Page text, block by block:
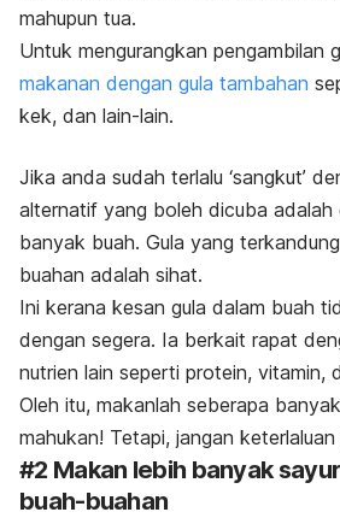
mahupun tua.
Untuk mengurangkan pengambilan
makanan dengan gula tambahan
kek, dan lain-lain.
Jika anda sudah terlalu ‘sangkut’
alternatif yang boleh dicuba adalah
banyak buah. Gula yang
buahan adalah sihat.
Ini kerana kesan gula dalam buah
dengan segera. Ia berkait rapat
nutrien lain seperti protein, vitamin,
Oleh itu, makanlah seberapa
mahukan! Tetapi, jangan keterlaluan
#2 Makan lebih banyak
buah-buahan